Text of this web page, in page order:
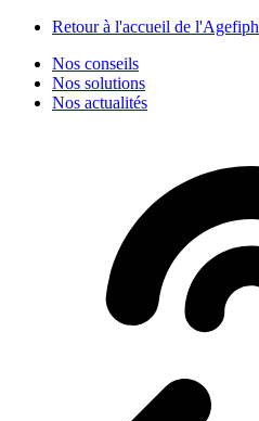
Retour à l'accueil de l'Agefiph
Nos conseils
Nos solutions
Nos actualités